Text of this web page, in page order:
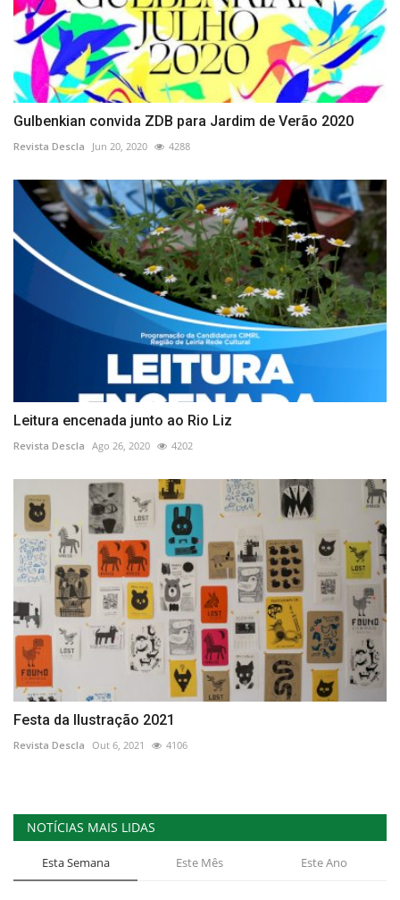
Gulbenkian convida ZDB para Jardim de Verão 2020
Revista Descla Jun 20, 2020 4288
Leitura encenada junto ao Rio Liz
Revista Descla Ago 26, 2020 4202
Festa da Ilustração 2021
Revista Descla Out 6, 2021 4106
NOTÍCIAS MAIS LIDAS
Esta Semana Este Mês Este Ano